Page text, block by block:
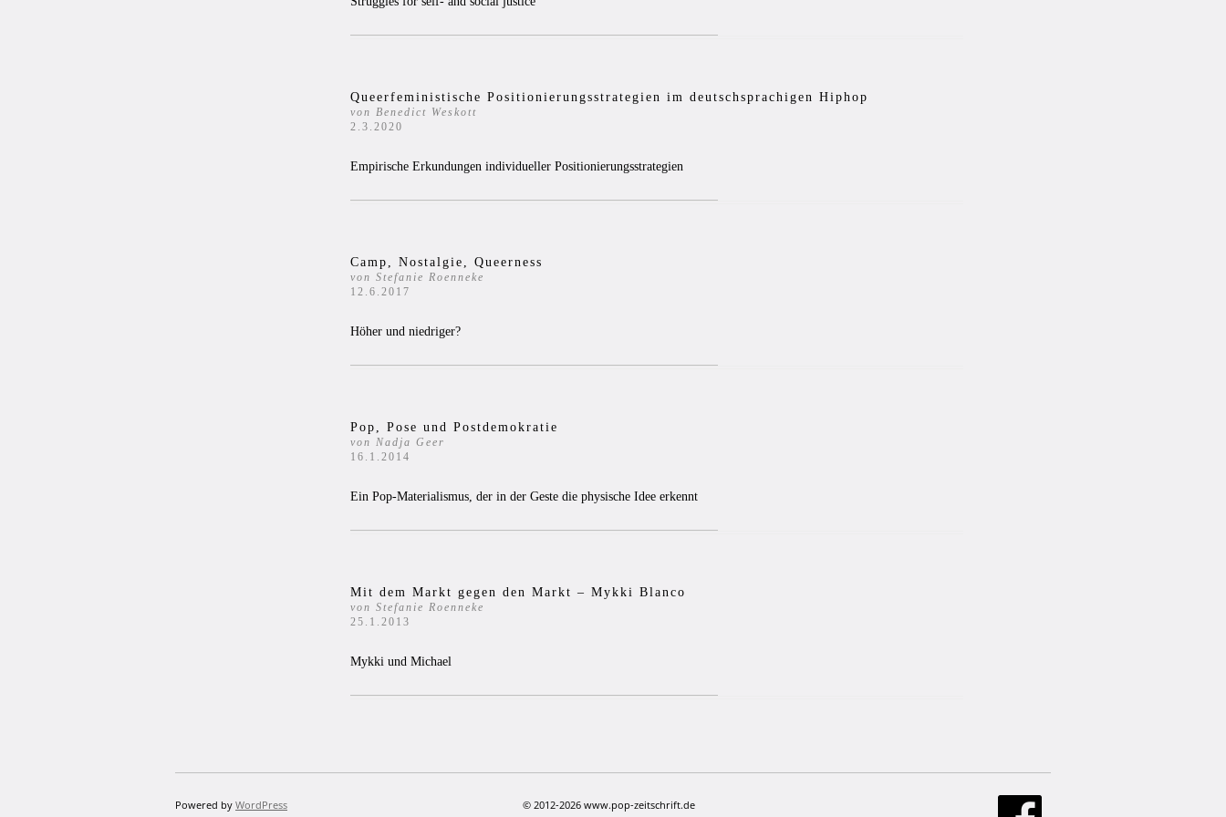
Queerfeministische Positionierungsstrategien im deutschsprachigen Hiphop
von Benedict Weskott
2.3.2020
Empirische Erkundungen individueller Positionierungsstrategien
Camp, Nostalgie, Queerness
von Stefanie Roenneke
12.6.2017
Höher und niedriger?
Pop, Pose und Postdemokratie
von Nadja Geer
16.1.2014
Ein Pop-Materialismus, der in der Geste die physische Idee erkennt
Mit dem Markt gegen den Markt – Mykki Blanco
von Stefanie Roenneke
25.1.2013
Mykki und Michael
Powered by WordPress © 2012-2026 www.pop-zeitschrift.de